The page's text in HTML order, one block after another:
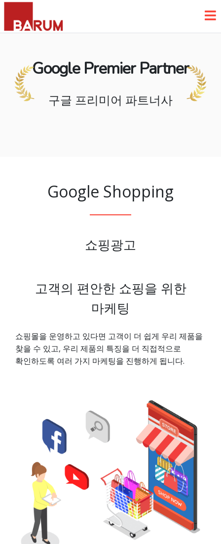
Google Premier Partner
구글 프리미어 파트너사
Google Shopping
쇼핑광고
고객의 편안한 쇼핑을 위한
마케팅
쇼핑몰을 운영하고 있다면 고객이 더 쉽게 우리 제품을
찾을 수 있고, 우리 제품의 특징을 더 직접적으로
확인하도록 여러 가지 마케팅을 진행하게 됩니다.